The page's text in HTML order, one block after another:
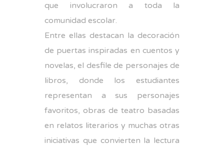
que involucraron a toda la
comunidad escolar.
Entre ellas destacan la decoración
de puertas inspiradas en cuentos y
novelas, el desfile de personajes de
libros, donde los estudiantes
representan a sus personajes
favoritos, obras de teatro basadas
en relatos literarios y muchas otras
iniciativas que convierten la lectura